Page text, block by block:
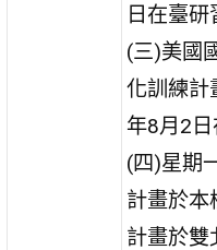
日在臺研
(三)美國
化訓練計
年8月2日
(四)星期
計畫於本
計畫於雙